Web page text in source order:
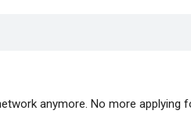
anymore. No more applying